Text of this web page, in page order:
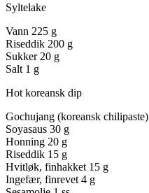
Syltelake
Vann 225 g
Riseddik 200 g
Sukker 20 g
Salt 1 g
Hot koreansk dip
Gochujang (koreansk chilipaste)
Soyasaus 30 g
Honning 20 g
Riseddik 15 g
Hvitløk, finhakket 15 g
Ingefær, finrevet 4 g